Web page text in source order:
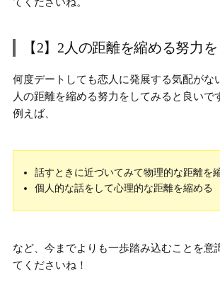
てくださいね。
【2】2人の距離を縮める努力を
何度デートしても恋人に発展する気配がな
人の距離を縮める努力 をしてみると良いで
例えば、
話すときに近づいてみて物理的な距離を
個人的な話をして心理的な距離を縮める
など、今までよりも一歩踏み込むことを意
てくださいね！